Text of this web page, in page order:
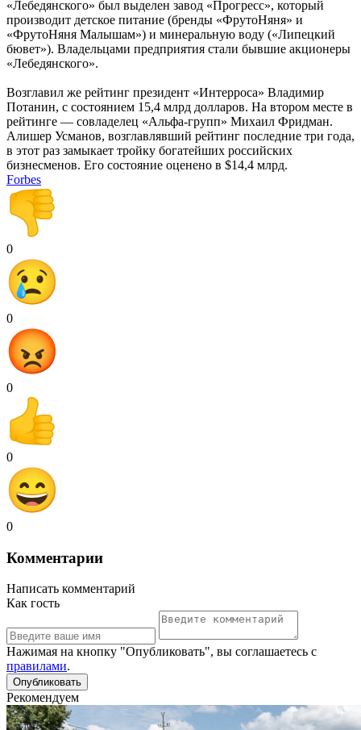
«Лебедянского» был выделен завод «Прогресс», который
производит детское питание (бренды «ФрутоНяня» и
«ФрутоНяня Малышам») и минеральную воду («Липецкий
бювет»). Владельцами предприятия стали бывшие акционеры
«Лебедянского».
Возглавил же рейтинг президент «Интерроса» Владимир
Потанин, с состоянием 15,4 млрд долларов. На втором месте в
рейтинге — совладелец «Альфа-групп» Михаил Фридман.
Алишер Усманов, возглавлявший рейтинг последние три года,
в этот раз замыкает тройку богатейших российских
бизнесменов. Его состояние оценено в $14,4 млрд.
Forbes
0
0
0
0
0
Комментарии
Написать комментарий
Как гость
Нажимая на кнопку "Опубликовать", вы соглашаетесь с
правилами.
Рекомендуем